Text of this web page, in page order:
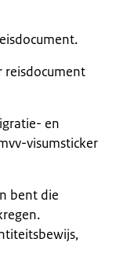
reisdocument
en
visumsticker
bent die